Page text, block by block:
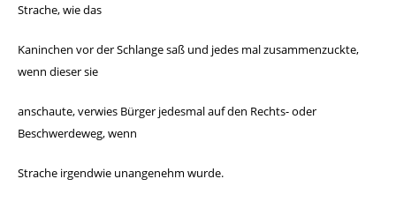
Strache, wie das
Kaninchen vor der Schlange saß und jedes mal zusammenzuckte,
wenn dieser sie
anschaute, verwies Bürger jedesmal auf den Rechts- oder
Beschwerdeweg, wenn
Strache irgendwie unangenehm wurde.